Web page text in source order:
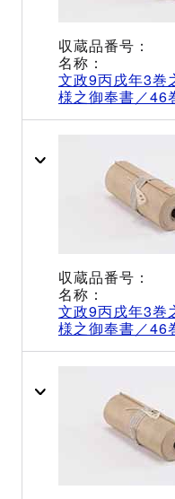
文政9丙戌年3巻
様之御奉書／46
文政9丙戌年3巻
様之御奉書／46